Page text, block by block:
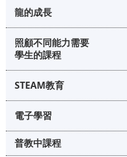
龍的成長
照顧不同能力需要
學生的課程
STEAM教育
電子學習
普教中課程